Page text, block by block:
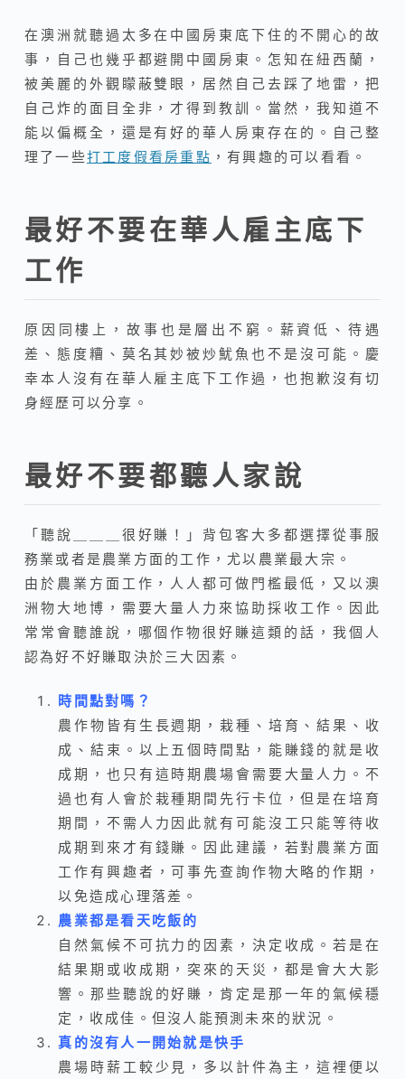
在澳洲就聽過太多在中國房東底下住的不開心的故
事，自己也幾乎都避開中國房東。怎知在紐西蘭，
被美麗的外觀矇蔽雙眼，居然自己去踩了地雷，把
自己炸的面目全非，才得到教訓。當然，我知道不
能以偏概全，還是有好的華人房東存在的。自己整
理了一些打工度假看房重點 ，有興趣的可以看看。
最好不要在華人雇主底下
工作
原因同樓上，故事也是層出不窮。薪資低、待遇
差、態度糟、莫名其妙被炒魷魚也不是沒可能。慶
幸本人沒有在華人雇主底下工作過，也抱歉沒有切
身經歷可以分享。
最好不要都聽人家說
「聽說＿＿＿很好賺！」背包客大多都選擇從事服
務業或者是農業方面的工作，尤以農業最大宗。
由於農業方面工作，人人都可做門檻最低，又以澳
洲物大地博，需要大量人力來協助採收工作。因此
常常會聽誰說，哪個作物很好賺這類的話，我個人
認為好不好賺取決於三大因素。
時間點對嗎？
農作物皆有生長週期，栽種、培育、結果、收
成、結束。以上五個時間點，能賺錢的就是收
成期，也只有這時期農場會需要大量人力。不
過也有人會於栽種期間先行卡位，但是在培育
期間，不需人力因此就有可能沒工只能等待收
成期到來才有錢賺。因此建議，若對農業方面
工作有興趣者，可事先查詢作物大略的作期，
以免造成心理落差。
農業都是看天吃飯的
自然氣候不可抗力的因素，決定收成。若是在
結果期或收成期，突來的天災，都是會大大影
響。那些聽說的好賺，肯定是那一年的氣候穩
定，收成佳。但沒人能預測未來的狀況。
真的沒有人一開始就是快手
農場時薪工較少見，多以計件為主，這裡便以